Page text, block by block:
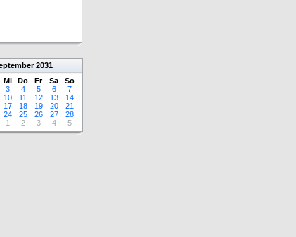
2031
Mi Do Fr Sa
So
3 4 5 6
7
10 11 12 13
14
17 18 19 20
21
24 25 26 27
28
1 2 3 4 5